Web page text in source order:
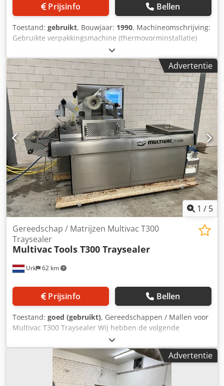
Prijsinfo Bellen
Toestand: gebruikt, Bouwjaar: 1990, Machineomschrijving:
Gebruikte verpakkingsmachine (thermovorminstallatie)
Fabrikant: Adolf Illig Type: SB 53C - DIN Bouwjaar: 1990
Aandrijfmotor: 1,24 kW Afmetingen: L 1.600 x B 1.135 x H
2.710 mm Csdpexm Sa Hefx Ankjrf Leeggewicht: 500 kg
Technische documentatie: Ja Opmerking:
Verwarmingsvermogen: 4,5 kW (15 keramische vlakstralers)
Vacuüminstallatie: Vacuümgraad max. 0,95 kp/cm²
Formaten: Vormvlak: 405×500 mm Kartonmaat: 400×495
mm Foliebreedte: 445 mm Trekdiepte positief: 150 mm
Trekdiepte negatief: 150 mm Verpakkingshoogte: 150 mm
Folierol diameter (blister): 400 mm Folierol diameter (skin):
350 mm Folierolkern diameter: 70 mm Toestand: Gebruikt
Prijs: Op aanvraag
Advertentie
1 / 5
Urk 62 km
Gereedschap / Matrijzen Multivac T300
Traysealer
MultivacTools T300 Traysealer
Prijsinfo Bellen
Toestand: goed (gebruikt), Gereedschappen / Mallen voor
Multivac T300 Traysealer Wij hebben de volgende
gereedschappen / mallen op voorraad voor een Multivac
T300 traysealer: Traysformaat 227 x 178 mm (2 stuks op
voorraad) Traysformaat 278 x 187 mm Cjdsu Tczmopfx
Ankjrf Traysformaat 208 x 160 mm (voor SKIN-verpakking)
Traysformaat 164 x 123 mm (1/8 gastro)
Advertentie